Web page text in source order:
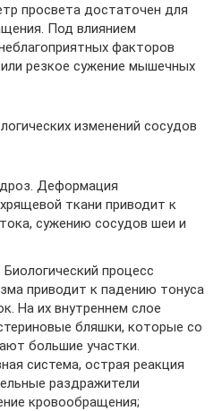
просвета достаточен для
Под влиянием
факторов
резкое сужение мышечных
изменений сосудов
. Деформация
ткани приводит к
сужению сосудов шеи и
Биологический процесс
приводит к падению тонуса
На их внутреннем слое
бляшки, которые со
большие участки.
система, острая реакция
раздражители
кровообращения;